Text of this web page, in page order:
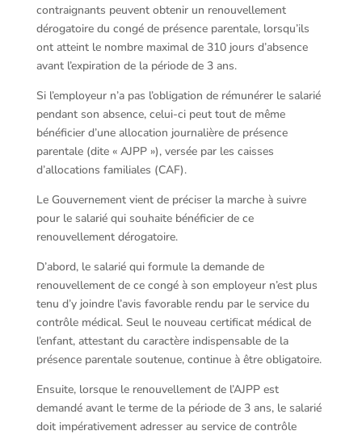
contraignants peuvent obtenir un renouvellement
dérogatoire du congé de présence parentale, lorsqu’ils
ont atteint le nombre maximal de 310 jours d’absence
avant l’expiration de la période de 3 ans.
Si l’employeur n’a pas l’obligation de rémunérer le salarié
pendant son absence, celui-ci peut tout de même
bénéficier d’une allocation journalière de présence
parentale (dite « AJPP »), versée par les caisses
d’allocations familiales (CAF).
Le Gouvernement vient de préciser la marche à suivre
pour le salarié qui souhaite bénéficier de ce
renouvellement dérogatoire.
D’abord, le salarié qui formule la demande de
renouvellement de ce congé à son employeur n’est plus
tenu d’y joindre l’avis favorable rendu par le service du
contrôle médical. Seul le nouveau certificat médical de
l’enfant, attestant du caractère indispensable de la
présence parentale soutenue, continue à être obligatoire.
Ensuite, lorsque le renouvellement de l’AJPP est
demandé avant le terme de la période de 3 ans, le salarié
doit impérativement adresser au service de contrôle